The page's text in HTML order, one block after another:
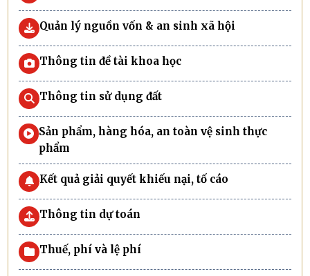
Quản lý nguồn vốn & an sinh xã hội
Thông tin đề tài khoa học
Thông tin sử dụng đất
Sản phẩm, hàng hóa, an toàn vệ sinh thực
phẩm
Kết quả giải quyết khiếu nại, tố cáo
Thông tin dự toán
Thuế, phí và lệ phí